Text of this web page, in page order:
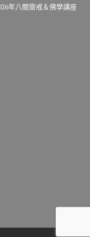
年八關齋戒＆佛學講座